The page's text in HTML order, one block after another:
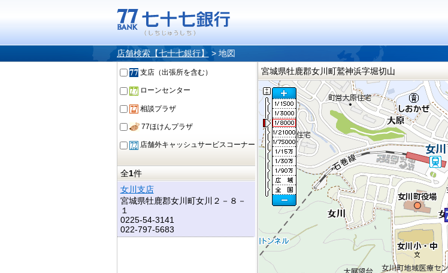
店舗検索【七十七銀行】 > 地図
支店（出張所を含む）
ローンセンター
相談プラザ
77ほけんプラザ
店舗外キャッシュサービスコーナー
全1件
女川支店
宮城県牡鹿郡女川町女川２－８－
１
0225-54-3141
022-797-5683
宮城県牡鹿郡女川町鷲神浜字堀切山